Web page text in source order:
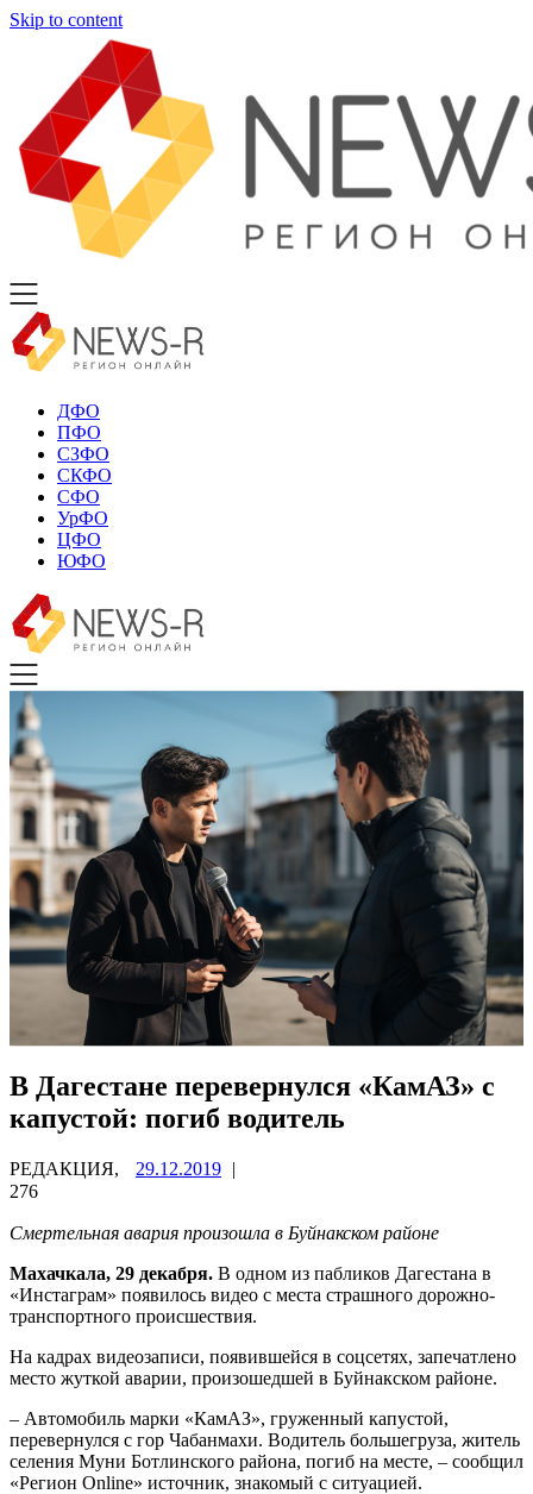
Skip to content
ДФО
ПФО
СЗФО
СКФО
СФО
УрФО
ЦФО
ЮФО
В Дагестане перевернулся «КамАЗ» с
капустой: погиб водитель
РЕДАКЦИЯ, 29.12.2019 |
276
Смертельная авария произошла в Буйнакском районе
Махачкала, 29 декабря. В одном из пабликов Дагестана в
«Инстаграм» появилось видео с места страшного дорожно-
транспортного происшествия.
На кадрах видеозаписи, появившейся в соцсетях, запечатлено
место жуткой аварии, произошедшей в Буйнакском районе.
– Автомобиль марки «КамАЗ», груженный капустой,
перевернулся с гор Чабанмахи. Водитель большегруза, житель
селения Муни Ботлинского района, погиб на месте, – сообщил
«Регион Online» источник, знакомый с ситуацией.